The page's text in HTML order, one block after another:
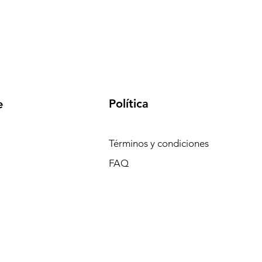
Política
Términos y condiciones
FAQ